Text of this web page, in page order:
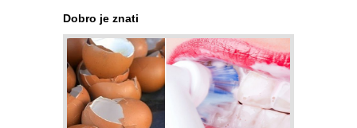
Dobro je znati